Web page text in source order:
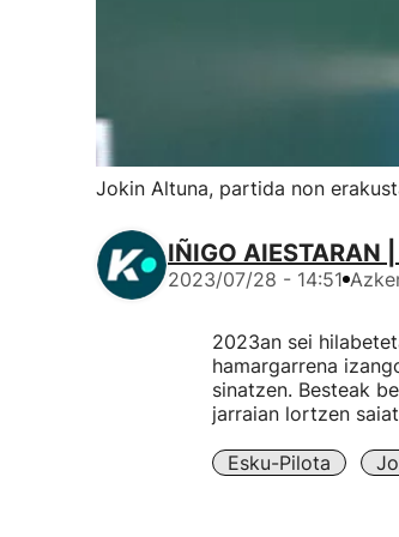
Jokin Altuna, partida non
IÑIGO AIESTARAN
2023/07/28 - 14:51
2023an sei
hamargarrena
sinatzen. Besteak
jarraian lortzen
Esku-Pilota